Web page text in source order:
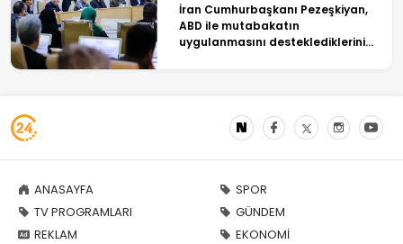
İran Cumhurbaşkanı Pezeşkiyan,
ABD ile mutabakatın
uygulanmasını desteklediklerini
ANASAYFA
TV PROGRAMLARI
REKLAM
SPOR
GÜNDEM
EKONOMİ